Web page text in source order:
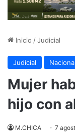
Inicio /Judicial
Judicial Nacional
Mujer
hijo con
M.CHICA 7